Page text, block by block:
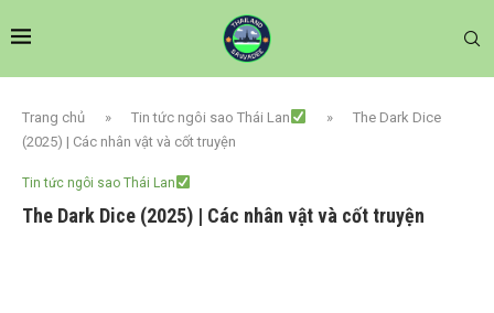
Trang chủ » Tin tức ngôi sao Thái Lan »
The Dark Dice
(2025) | Các nhân vật và cốt truyện
Tin tức ngôi sao Thái Lan
The Dark Dice (2025) | Các nhân vật và cốt truyện